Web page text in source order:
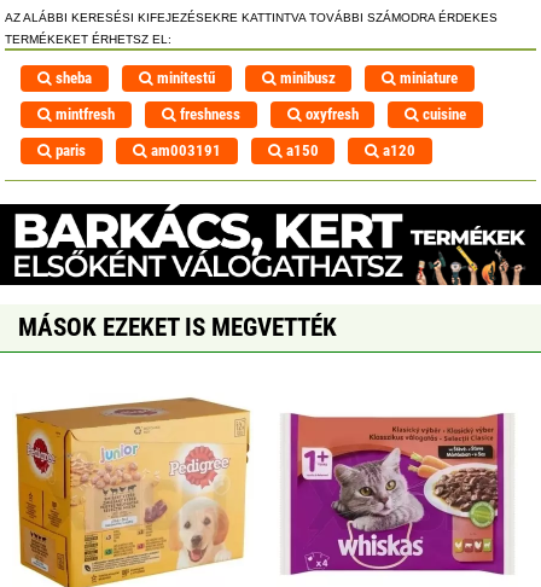
AZ ALÁBBI KERESÉSI KIFEJEZÉSEKRE KATTINTVA TOVÁBBI SZÁMODRA ÉRDEKES
TERMÉKEKET ÉRHETSZ EL:
sheba minitestű minibusz
miniature
mintfresh
freshness oxyfresh
cuisine
paris
am003191 a150 a120
MÁSOK EZEKET IS MEGVETTÉK